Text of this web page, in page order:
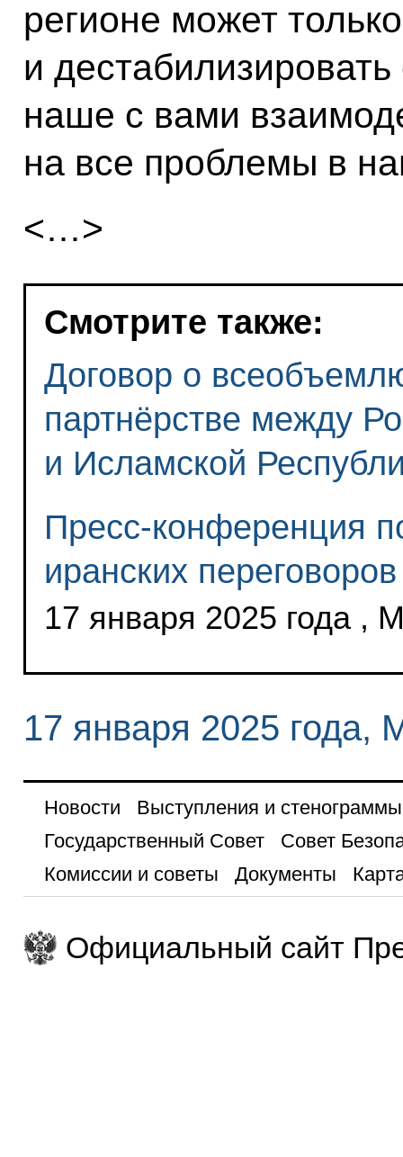
регионе может
и
наше с вами
на все проблемы в
<…>
Смотрите также:
Договор о
партнёрстве между
и Исламской
Пресс-конференция
иранских переговоров
17 января 2025 года ,
17 января 2025 года,
Новости
Выступления и стенограммы
Государственный Совет
Совет
Комиссии и советы
Документы
Официальный сайт